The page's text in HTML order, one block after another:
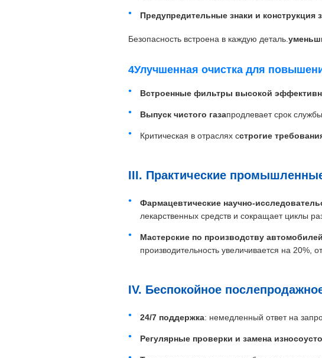
Предупредительные знаки и конструкция
Безопасность встроена в каждую деталь.
4Улучшенная очистка для
Встроенные фильтры высокой
Выпуск чистого газапродлевает срок
Критическая в отраслях сстрогие
III. Практические
Фармацевтические научно-
лекарственных средств и сокращает циклы
Мастерские по производству автомобилей
производительность увеличивается на 20%,
IV. Беспокойное
24/7 поддержка: немедленный ответ на
Регулярные проверки и замена